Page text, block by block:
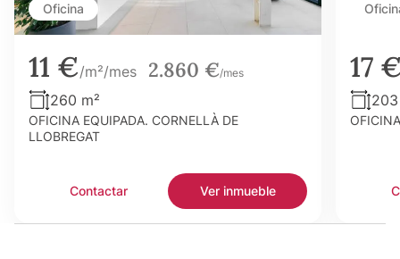
Oficina
11 €/m²/mes 2.860 €/mes
260 m²
OFICINA EQUIPADA. CORNELLÀ DE
LLOBREGAT
Contactar Ver inmueble
17